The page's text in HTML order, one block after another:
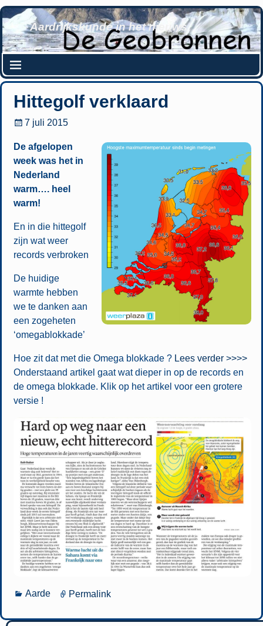
Aardrijkskunde in het nieuws
Hittegolf verklaard
7 juli 2015
De afgelopen
week was het in
Nederland
warm…. heel
warm!
En in die hittegolf
zijn wat weer
records verbroken
De huidige
warmte hebben
we te danken aan
een zogeheten
‘omegablokkade’
Hoe zit dat met die Omega blokkade ? Lees verder >>>>
Onderstaand artikel gaat wat dieper in op de records en
de omega blokkade. Klik op het artikel voor een grotere
versie !
Aarde Permalink